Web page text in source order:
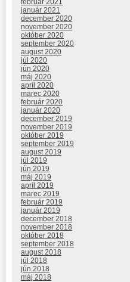
január 2021
december 2020
november 2020
október 2020
september 2020
august 2020
júl 2020
jún 2020
máj 2020
apríl 2020
marec 2020
február 2020
január 2020
december 2019
november 2019
október 2019
september 2019
august 2019
júl 2019
jún 2019
máj 2019
apríl 2019
marec 2019
február 2019
január 2019
december 2018
november 2018
október 2018
september 2018
august 2018
júl 2018
jún 2018
máj 2018